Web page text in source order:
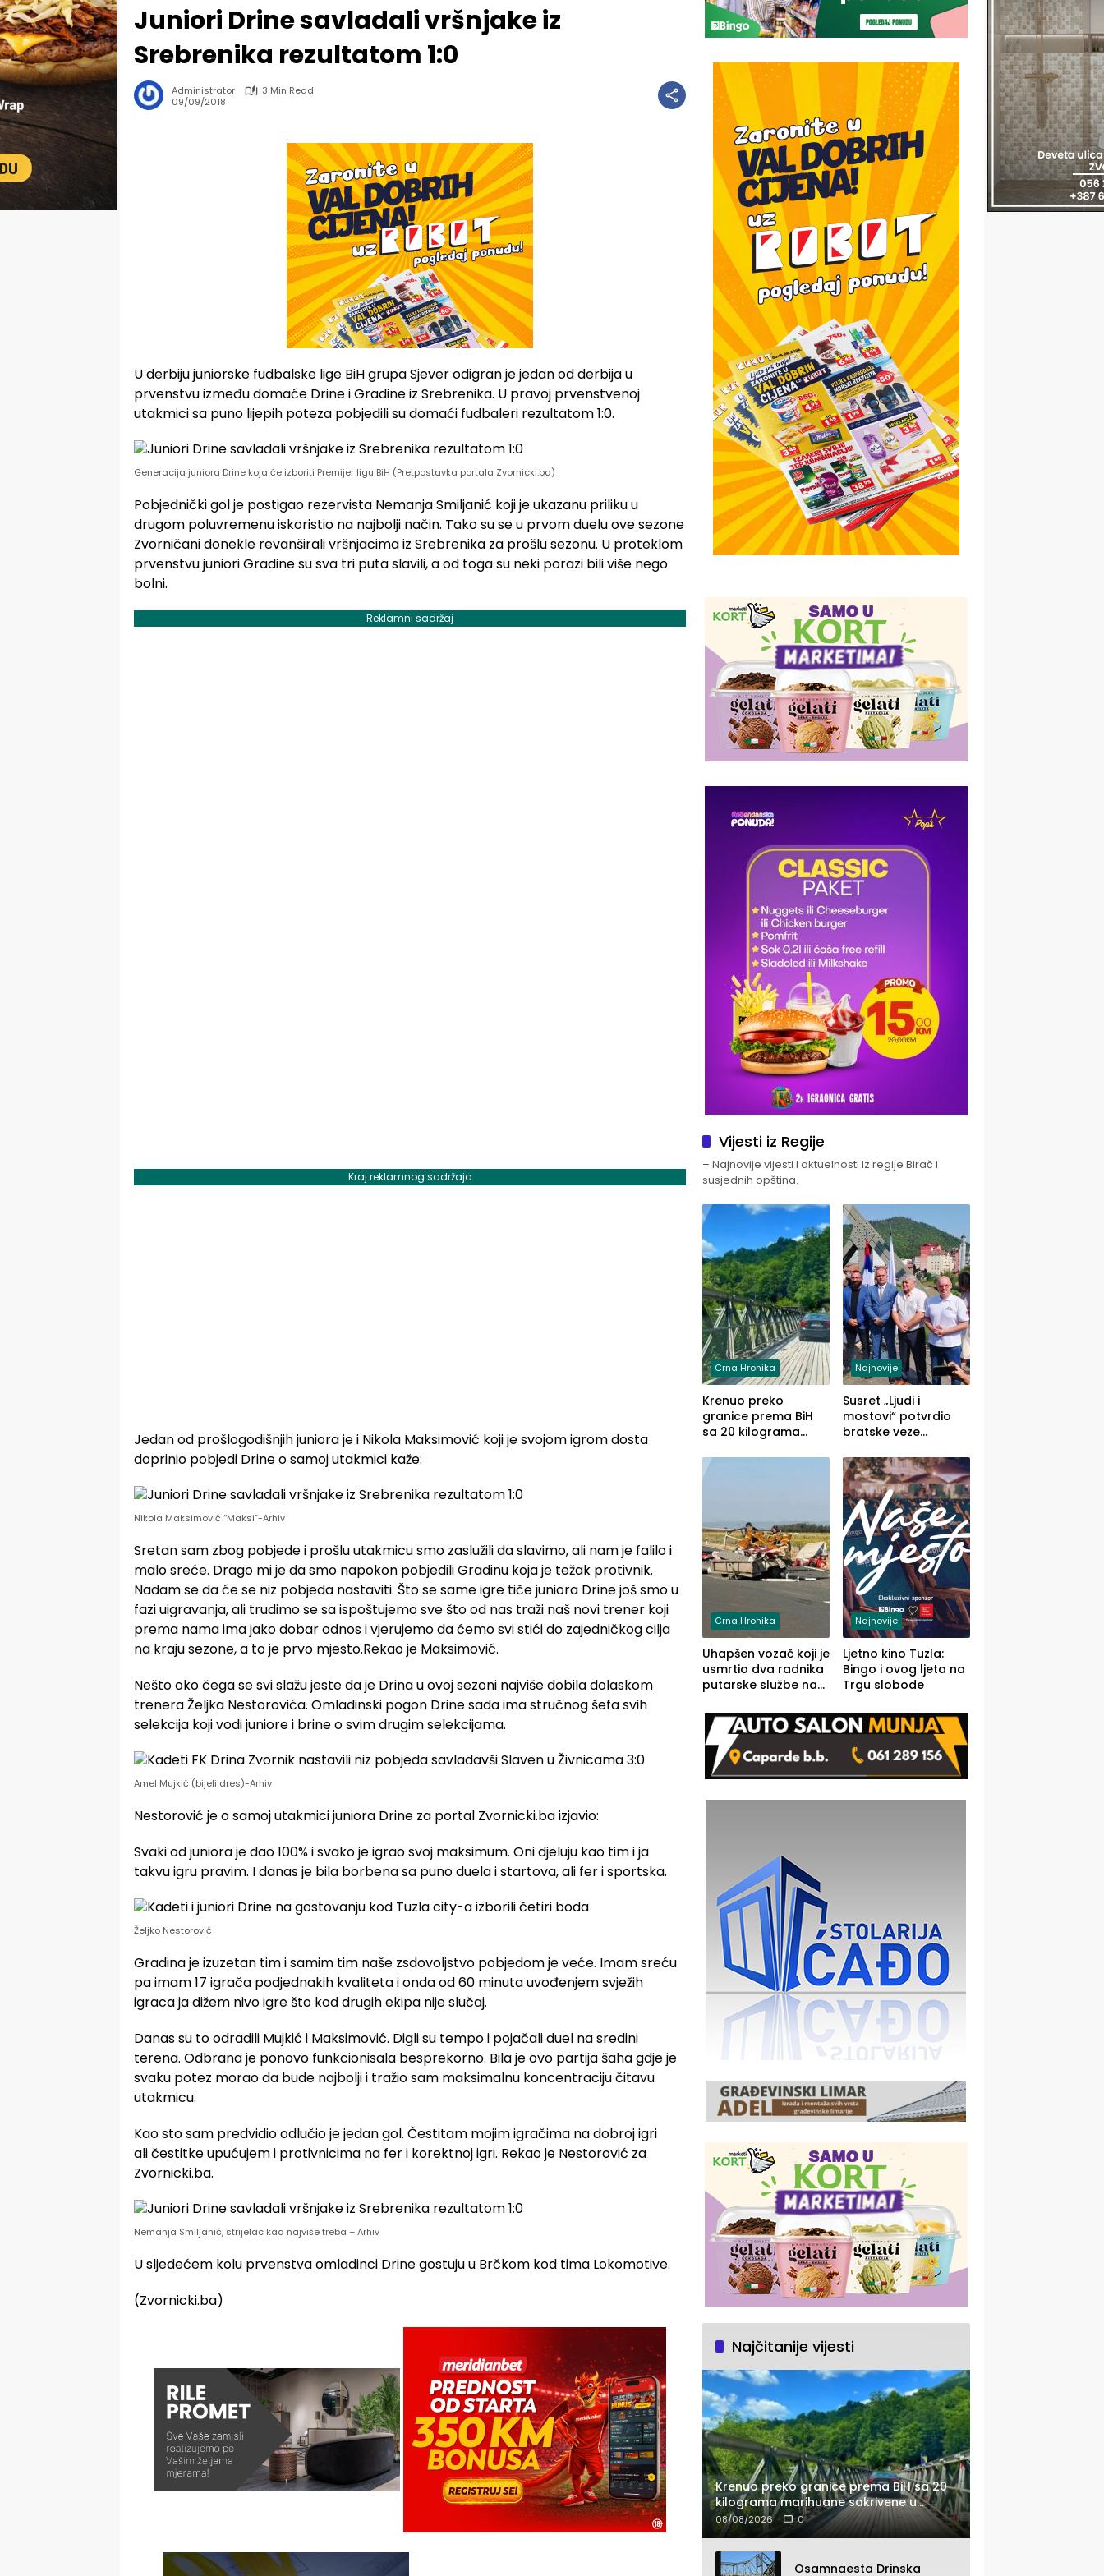
Juniori Drine savladali vršnjake iz
Srebrenika rezultatom 1:0
Administrator
3 Min Read
09/09/2018
U derbiju juniorske fudbalske lige BiH grupa Sjever odigran je jedan od derbija u
prvenstvu između domaće Drine i Gradine iz Srebrenika. U pravoj prvenstvenoj
utakmici sa puno lijepih poteza pobjedili su domaći fudbaleri rezultatom 1:0.
Generacija juniora Drine koja će izboriti Premijer ligu BiH (Pretpostavka portala Zvornicki.ba)
Pobjednički gol je postigao rezervista Nemanja Smiljanić koji je ukazanu priliku u
drugom poluvremenu iskoristio na najbolji način. Tako su se u prvom duelu ove sezone
Zvorničani donekle revanširali vršnjacima iz Srebrenika za prošlu sezonu. U proteklom
prvenstvu juniori Gradine su sva tri puta slavili, a od toga su neki porazi bili više nego
bolni.
Reklamni sadržaj
Kraj reklamnog sadržaja
Jedan od prošlogodišnjih juniora je i Nikola Maksimović koji je svojom igrom dosta
doprinio pobjedi Drine o samoj utakmici kaže:
Nikola Maksimović “Maksi”-Arhiv
Sretan sam zbog pobjede i prošlu utakmicu smo zaslužili da slavimo, ali nam je falilo i
malo sreće. Drago mi je da smo napokon pobjedili Gradinu koja je težak protivnik.
Nadam se da će se niz pobjeda nastaviti. Što se same igre tiče juniora Drine još smo u
fazi uigravanja, ali trudimo se sa ispoštujemo sve što od nas traži naš novi trener koji
prema nama ima jako dobar odnos i vjerujemo da ćemo svi stići do zajedničkog cilja
na kraju sezone, a to je prvo mjesto.Rekao je Maksimović.
Nešto oko čega se svi slažu jeste da je Drina u ovoj sezoni najviše dobila dolaskom
trenera Željka Nestorovića. Omladinski pogon Drine sada ima stručnog šefa svih
selekcija koji vodi juniore i brine o svim drugim selekcijama.
Amel Mujkić (bijeli dres)-Arhiv
Nestorović je o samoj utakmici juniora Drine za portal Zvornicki.ba izjavio:
Svaki od juniora je dao 100% i svako je igrao svoj maksimum. Oni djeluju kao tim i ja
takvu igru pravim. I danas je bila borbena sa puno duela i startova, ali fer i sportska.
Željko Nestorović
Gradina je izuzetan tim i samim tim naše zsdovoljstvo pobjedom je veće. Imam sreću
pa imam 17 igrača podjednakih kvaliteta i onda od 60 minuta uvođenjem svježih
igraca ja dižem nivo igre što kod drugih ekipa nije slučaj.
Danas su to odradili Mujkić i Maksimović. Digli su tempo i pojačali duel na sredini
terena. Odbrana je ponovo funkcionisala besprekorno. Bila je ovo partija šaha gdje je
svaku potez morao da bude najbolji i tražio sam maksimalnu koncentraciju čitavu
utakmicu.
Kao sto sam predvidio odlučio je jedan gol. Čestitam mojim igračima na dobroj igri
ali čestitke upućujem i protivnicima na fer i korektnoj igri. Rekao je Nestorović za
Zvornicki.ba.
Nemanja Smiljanić, strijelac kad najviše treba – Arhiv
U sljedećem kolu prvenstva omladinci Drine gostuju u Brčkom kod tima Lokomotive.
(Zvornicki.ba)
Vijesti iz Regije
– Najnovije vijesti i aktuelnosti iz regije Birač i
susjednih opština.
Crna Hronika
Krenuo preko
granice prema BiH
sa 20 kilograma
u automobilu
Najnovije
Susret „Ljudi i
mostovi“ potvrdio
bratske veze
Zvornika
Crna Hronika
Uhapšen vozač koji je
usmrtio dva radnika
putarske službe na
prema Šapcu
(FOTO)
Najnovije
Ljetno kino Tuzla:
Bingo i ovog ljeta na
Trgu slobode
Najčitanije vijesti
Krenuo preko granice prema BiH sa 20
kilograma marihuane sakrivene u
automobilu
08/08/2026 0
Osamnaesta Drinska